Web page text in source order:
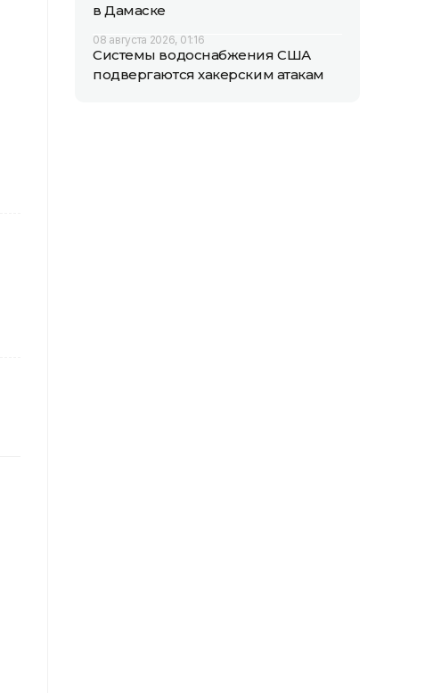
в Дамаске
08 августа 2026, 01:16
Системы водоснабжения США
подвергаются хакерским атакам